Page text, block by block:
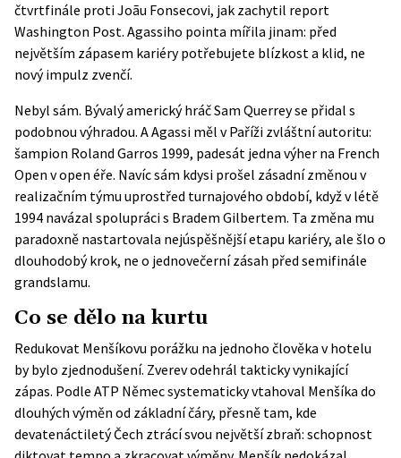
čtvrtfinále proti Joãu Fonsecovi, jak zachytil report
Washington Post. Agassiho pointa mířila jinam: před
největším zápasem kariéry potřebujete blízkost a klid, ne
nový impulz zvenčí.
Nebyl sám. Bývalý americký hráč Sam Querrey se přidal s
podobnou výhradou. A Agassi měl v Paříži zvláštní autoritu:
šampion Roland Garros 1999, padesát jedna výher na French
Open v open éře. Navíc sám kdysi prošel zásadní změnou v
realizačním týmu uprostřed turnajového období, když v létě
1994 navázal spolupráci s Bradem Gilbertem. Ta změna mu
paradoxně nastartovala nejúspěšnější etapu kariéry, ale šlo o
dlouhodobý krok, ne o jednovečerní zásah před semifinále
grandslamu.
Co se dělo na kurtu
Redukovat Menšíkovu porážku na jednoho člověka v hotelu
by bylo zjednodušení. Zverev odehrál takticky vynikající
zápas. Podle ATP Němec systematicky vtahoval Menšíka do
dlouhých výměn od základní čáry, přesně tam, kde
devatenáctiletý Čech ztrácí svou největší zbraň: schopnost